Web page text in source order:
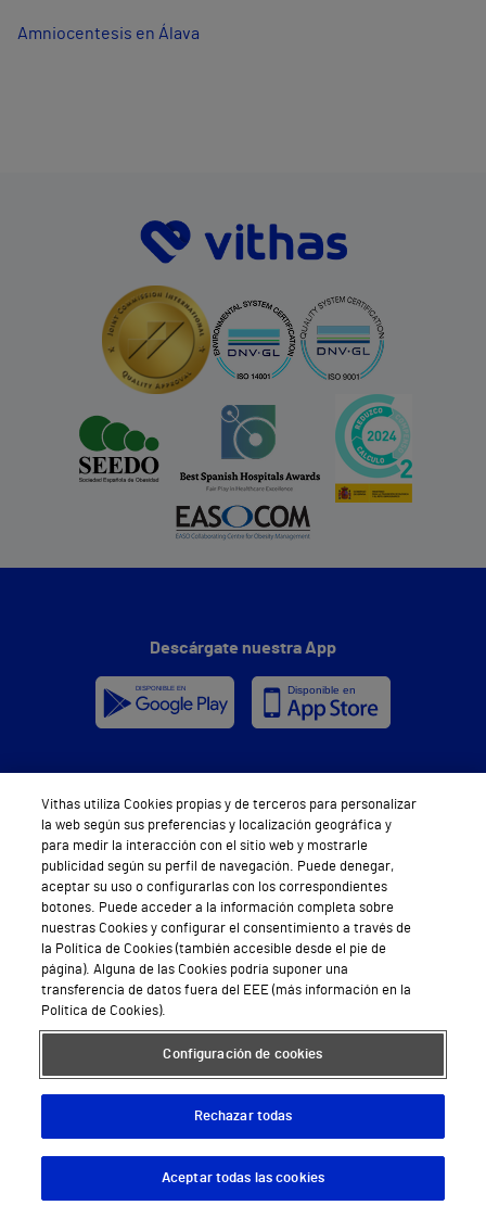
Amniocentesis en Álava
Servicios de salud privada
Urgencias
Aseguradoras
Pide cita médica
Área privada
Descárgate nuestra App
Descargar App
Vithas utiliza Cookies propias y de terceros para personalizar
la web según sus preferencias y localización geográfica y
para medir la interacción con el sitio web y mostrarle
publicidad según su perfil de navegación. Puede denegar,
aceptar su uso o configurarlas con los correspondientes
botones. Puede acceder a la información completa sobre
nuestras Cookies y configurar el consentimiento a través de
la Política de Cookies (también accesible desde el pie de
página). Alguna de las Cookies podría suponer una
transferencia de datos fuera del EEE (más información en la
Política de Cookies).
Configuración de cookies
Rechazar todas
Aceptar todas las cookies